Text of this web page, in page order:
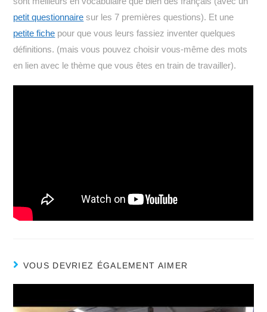
petit questionnaire sur les 7 premières questions). Et une
petite fiche pour que vous leurs fassiez inventer quelques
définitions. (mais vous pouvez choisir vous-même des mots
en lien avec le thème que vous êtes en train de travailler).
VOUS DEVRIEZ ÉGALEMENT AIMER